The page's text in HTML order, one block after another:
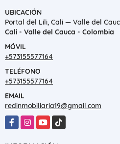
UBICACIÓN
Portal del Lili, Cali — Valle del
Cali - Valle del Cauca - Colombia
MÓVIL
+573155577164
TELÉFONO
+573155577164
EMAIL
redinmobiliaria19@gmail.com
FacebookInstagramYouTubeTikTok